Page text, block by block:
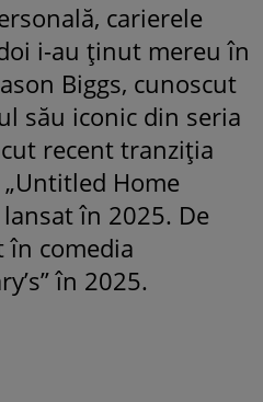
carierele
i-au ținut mereu în
Biggs, cunoscut
său iconic din seria
recent tranziția
Home
în 2025. De
în comedia
în 2025.